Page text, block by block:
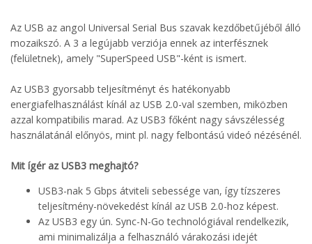
Az USB az angol Universal Serial Bus szavak kezdőbetűjéből álló
mozaikszó. A 3 a legújabb verziója ennek az interfésznek
(felületnek), amely "SuperSpeed USB"-ként is ismert.
Az USB3 gyorsabb teljesítményt és hatékonyabb
energiafelhasználást kínál az USB 2.0-val szemben, miközben
azzal kompatibilis marad. Az USB3 főként nagy sávszélesség
használatánál előnyös, mint pl. nagy felbontású videó nézésénél.
Mit ígér az USB3 meghajtó?
USB3-nak 5 Gbps átviteli sebessége van, így tízszeres
teljesítmény-növekedést kínál az USB 2.0-hoz képest.
Az USB3 egy ún. Sync-N-Go technológiával rendelkezik,
ami minimalizálja a felhasználó várakozási idejét